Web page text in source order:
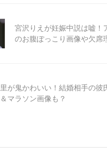
宮沢りえが妊娠中説は嘘！
のお腹ぽっこり画像や欠席
が鬼かわいい！結婚相手の彼
マラソン画像も？